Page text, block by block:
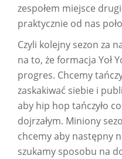
zespołem miejsce
praktycznie od nas
Czyli kolejny sezon za
na to, że formacja Yoł
progres. Chcemy
zaskakiwać siebie i
aby hip hop tańczyło
dojrzałym. Miniony
chcemy aby następny
szukamy sposobu na